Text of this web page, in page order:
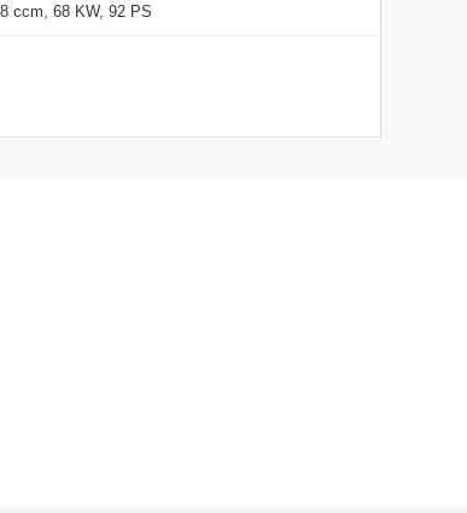
ccm, 68 KW, 92 PS